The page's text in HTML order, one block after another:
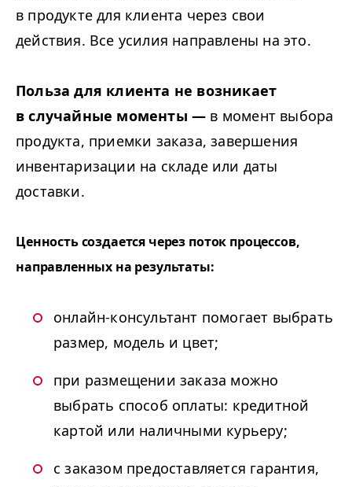
в продукте для клиента через свои
действия. Все усилия направлены на это.
Польза для клиента не возникает
в случайные моменты — в момент выбора
продукта, приемки заказа, завершения
инвентаризации на складе или даты
доставки.
Ценность создается через поток процессов,
направленных на результаты:
онлайн-консультант помогает выбрать
размер, модель и цвет;
при размещении заказа можно
выбрать способ оплаты: кредитной
картой или наличными курьеру;
с заказом предоставляется гарантия,